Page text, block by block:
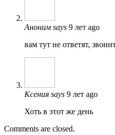
Аноним says 9 лет ago
вам тут не ответят,
Ксения says 9 лет ago
Хоть в этот же день
Comments are closed.